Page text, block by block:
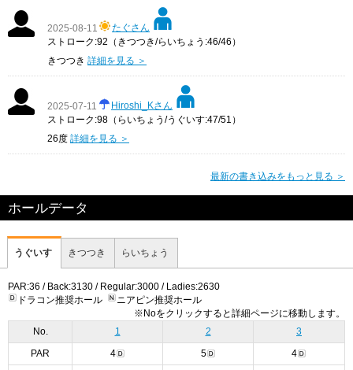
2025-08-11
たぐさん
ストローク:92（きつつき/らいちょう:46/46）
きつつき 詳細を見る ＞
2025-07-11
Hiroshi_Kさん
ストローク:98（らいちょう/うぐいす:47/51）
26度 詳細を見る ＞
最新の書き込みをもっと見る ＞
ホールデータ
うぐいす きつつき らいちょう
PAR:36 / Back:3130 / Regular:3000 / Ladies:2630
ドラコン推奨ホール
ニアピン推奨ホール
※Noをクリックすると詳細ページに移動します。
No.
1 2 3
PAR 4 5 4